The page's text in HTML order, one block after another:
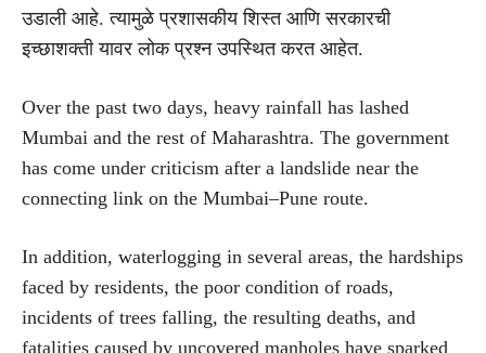
उडाली आहे. त्यामुळे प्रशासकीय शिस्त आणि सरकारची
इच्छाशक्ती यावर लोक प्रश्न उपस्थित करत आहेत.
Over the past two days, heavy rainfall has lashed
Mumbai and the rest of Maharashtra. The government
has come under criticism after a landslide near the
connecting link on the Mumbai–Pune route.
In addition, waterlogging in several areas, the hardships
faced by residents, the poor condition of roads,
incidents of trees falling, the resulting deaths, and
fatalities caused by uncovered manholes have sparked